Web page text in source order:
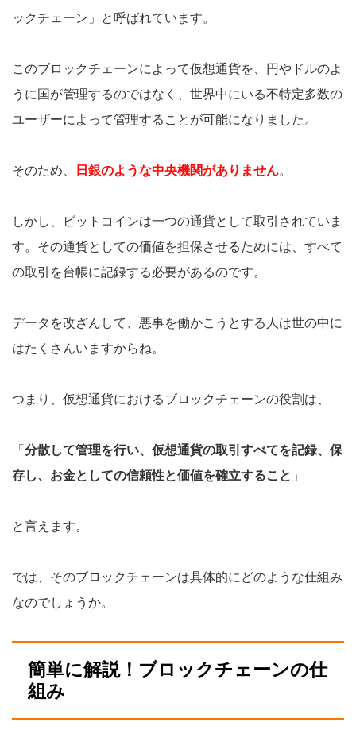
ックチェーン」と呼ばれています。
このブロックチェーンによって仮想通貨を、円やドルのよ
うに国が管理するのではなく、世界中にいる不特定多数の
ユーザーによって管理することが可能になりました。
そのため、 日銀のような中央機関がありません。
しかし、ビットコインは一つの通貨として取引されていま
す。その通貨としての価値を担保させるためには、すべて
の取引を台帳に記録する必要があるのです。
データを改ざんして、悪事を働かこうとする人は世の中に
はたくさんいますからね。
つまり、仮想通貨におけるブロックチェーンの役割は、
「 分散して管理を行い、仮想通貨の取引すべてを記録、保
存し、お金としての信頼性と価値を確立すること 」
と言えます。
では、そのブロックチェーンは具体的にどのような仕組み
なのでしょうか。
簡単に解説！ブロックチェーンの仕
組み